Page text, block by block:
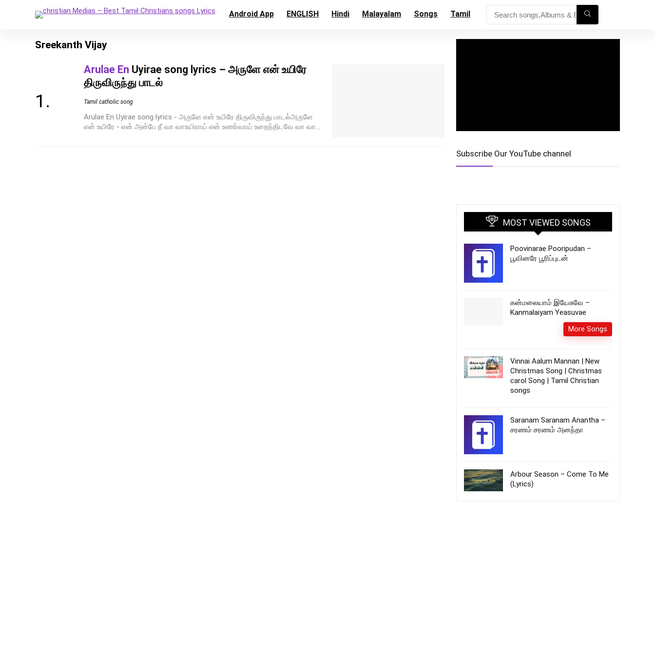
Android App ENGLISH Hindi Malayalam Songs Tamil
Sreekanth Vijay
Arulae En Uyirae song lyrics – அருளே என் உயிரே
திருவிருந்து பாடல்
Tamil catholic song
Arulae En Uyirae song lyrics - அருளே என் உயிரே திருவிருந்து பாடல்அருளே
என் உயிரே - என் அன்பே நீ வா வாஉயிராய் என் உணர்வாய் உறைந்திடவே வா வா...
Subscribe Our YouTube channel
MOST VIEWED SONGS
Poovinarae Pooripudan –
பூவினரே பூரிப்புடன்
கன்மலையாம் இயேசுவே –
Kanmalaiyam Yeasuvae
More Songs
Vinnai Aalum Mannan | New
Christmas Song | Christmas
carol Song | Tamil Christian
songs
Saranam Saranam Anantha –
சரணம் சரணம் அனந்தா
Arbour Season – Come To Me
(Lyrics)